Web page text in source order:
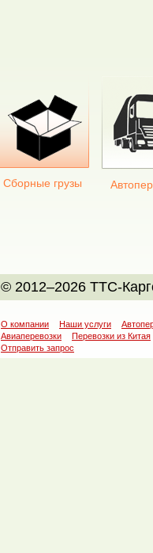
Сборные грузы
© 2012–2026 ТТС-
О компании Наши услуги
Авиаперевозки
Перевозки из Китая
Отправить запрос